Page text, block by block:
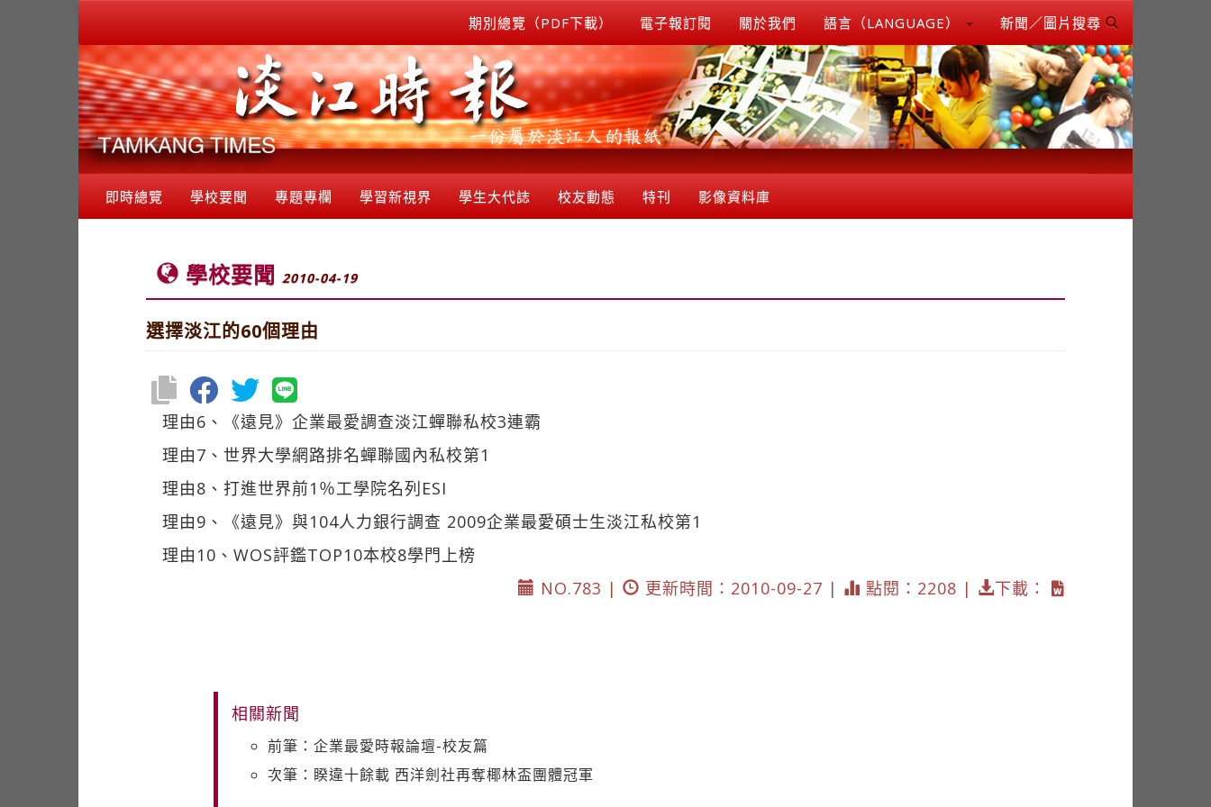
期別總覽（PDF下載） 電子報訂閱 關於我們 語言（LANGUAGE） 新聞／圖片搜尋
即時總覽 學校要聞 專題專欄 學習新視界 學生大代誌 校友動態 特刊 影像資料庫
學校要聞 2010-04-19
選擇淡江的60個理由
理由6、《遠見》企業最愛調查淡江蟬聯私校3連霸
理由7、世界大學網路排名蟬聯國內私校第1
理由8、打進世界前1％工學院名列ESI
理由9、《遠見》與104人力銀行調查 2009企業最愛碩士生淡江私校第1
理由10、WOS評鑑TOP10本校8學門上榜
NO.783 |
更新時間：2010-09-27 | 點閱：2208 | 下載：
相關新聞
前筆：企業最愛時報論壇-校友篇
次筆：睽違十餘載 西洋劍社再奪椰林盃團體冠軍